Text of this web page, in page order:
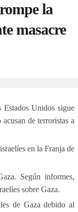
la
masacre
Unidos sigue
de terroristas a
en la Franja de
Según informes,
sobre Gaza.
de Gaza debido al